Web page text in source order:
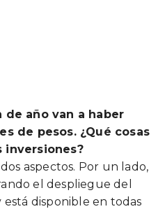
de año van a haber
de pesos. ¿Qué cosas
inversiones?
aspectos. Por un lado,
el despliegue del
disponible en todas